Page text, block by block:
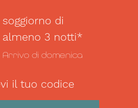
soggiorno di
almeno 3 notti*
Arrivo di domenica
il tuo codice